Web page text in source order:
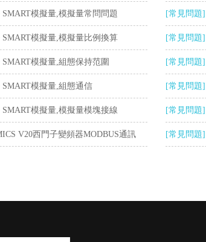
SMART模擬量,模擬量常問問題
SMART模擬量,模擬量比例換算
SMART模擬量,組態保持范圍
SMART模擬量,組態通信
SMART模擬量,模擬量模塊接線
V20西門子變頻器MODBUS通訊
[常見問題]
[常見問題]
法舉例
[常見問題]
[常見問題]
門子觸摸
[常見問題]
門子觸摸
[常見問題]